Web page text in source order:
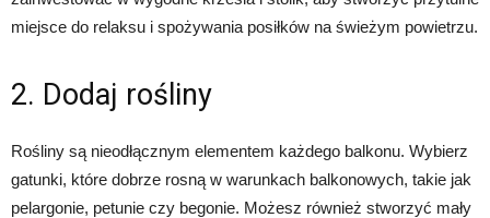
miejsce do relaksu i spożywania posiłków na świeżym powietrzu.
2. Dodaj rośliny
Rośliny są nieodłącznym elementem każdego balkonu. Wybierz
gatunki, które dobrze rosną w warunkach balkonowych, takie jak
pelargonie, petunie czy begonie. Możesz również stworzyć mały